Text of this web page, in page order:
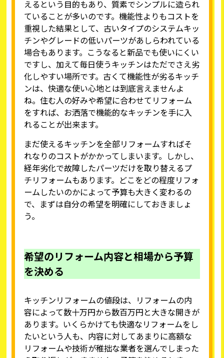
えるという目的もあり、質素でシンプルに造られ
ていることが多いのです。機能性よりもコストを
重視した結果として、古いタイプのシステムキッ
チンやグレードの低いパーツがあしらわれている
場合もあります。こうなると新品でも使いにくい
ですし、加えて毎日使うキッチンはただでさえ劣
化しやすい場所です。古くて機能性が劣るキッチ
ンは、快適な使い心地とは到底言えませんよ
ね。住む人の好みや希望に合わせてリフォーム
をすれば、お洒落で機能的なキッチンを手に入
れることが出来ます。
まだ使えるキッチンを全部リフォームすればそ
れなりのコストがかかってしまいます。しかし、
経年劣化で故障したパーツだけを取り替えるプ
チリフォームもあります。どこをどの程度リフォ
ームしたいのかによって予算も大きく変わるの
で、まずは自分の希望を明確にしておきましょ
う。
希望のリフォーム内容と相場から予算
を決める
キッチンリフォームの値段は、リフォームの内
容によって数十万円から数百万円と大きな開きが
あります。いくらかけても快適なリフォームをし
たいという人も、内容に対してあまりに高額な
リフォームや技術が稚拙な業者を選んでしまった